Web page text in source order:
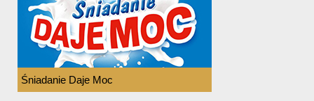
Śniadanie Daje Moc